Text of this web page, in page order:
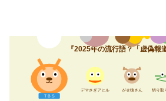
『2025年の流行語？「虚偽報
T B S
デマさぎアヒル がせ猿さん 切り取